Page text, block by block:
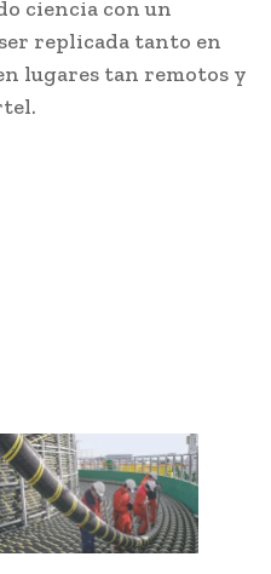
ciencia con un
replicada tanto en
lugares tan remotos y